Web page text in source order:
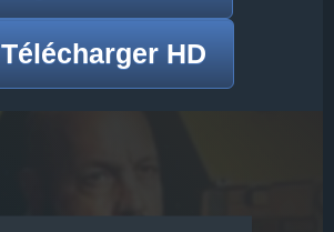
Télécharger HD